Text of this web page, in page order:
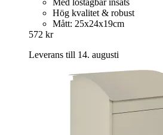
Med löstagbar insats
Hög kvalitet & robust
Mått: 25x24x19cm
572 kr
Leverans till 14. augusti